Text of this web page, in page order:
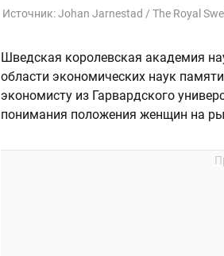
Источник:Johan Jarnestad / The Royal
Шведская королевская академия
области экономических наук
экономисту из Гарвардского
понимания положения женщин на